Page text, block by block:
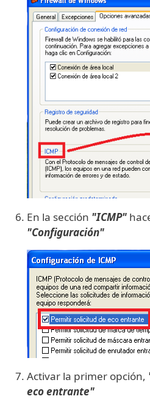
En la sección "ICMP"
"Configuración"
Activar la primer opción,
eco entrante"